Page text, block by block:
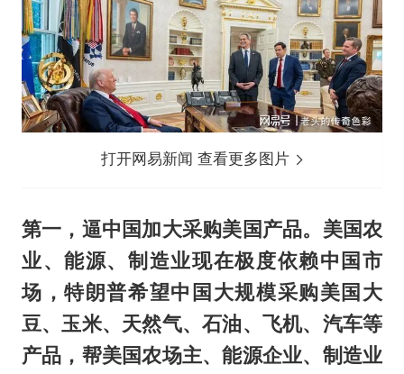
打开网易新闻 查看更多图片
第一，逼中国加大采购美国产品。美国农
业、能源、制造业现在极度依赖中国市
场，特朗普希望中国大规模采购美国大
豆、玉米、天然气、石油、飞机、汽车等
产品，帮美国农场主、能源企业、制造业